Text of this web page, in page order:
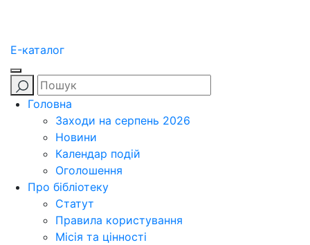
E-каталог
Головна
Заходи на серпень 2026
Новини
Календар подій
Оголошення
Про бібліотеку
Статут
Правила користування
Місія та цінності